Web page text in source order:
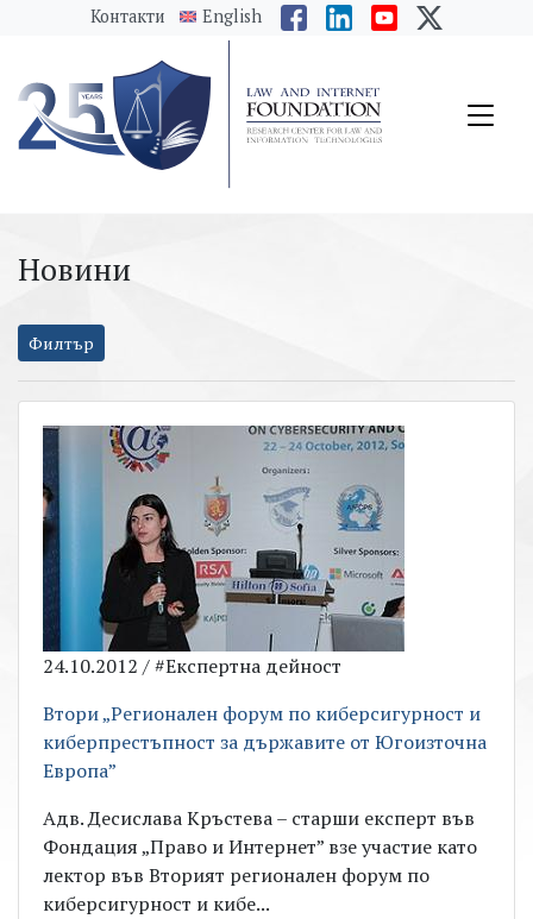
messages.Skip to main content
Контакти English
Новини
Филтър
24.10.2012 / #Експертна дейност
Втори „Регионален форум по киберсигурност и
киберпрестъпност за държавите от Югоизточна
Европа”
Адв. Десислава Кръстева – старши експерт във
Фондация „Право и Интернет” взе участие като
лектор във Вторият регионален форум по
киберсигурност и кибе...